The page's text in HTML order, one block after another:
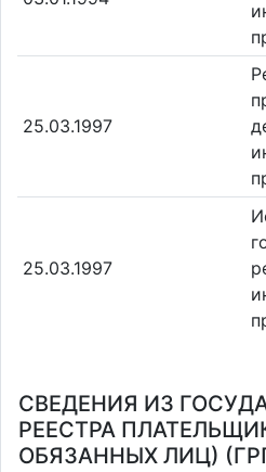
25.03.1997
25.03.1997
СВЕДЕНИЯ ИЗ
РЕЕСТРА
ОБЯЗАННЫХ ЛИЦ)